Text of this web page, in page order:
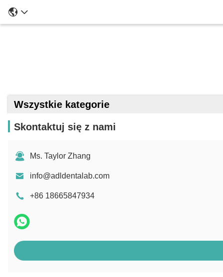
Wszystkie kategorie
Skontaktuj się z nami
Ms. Taylor Zhang
info@adldentalab.com
+86 18665847934